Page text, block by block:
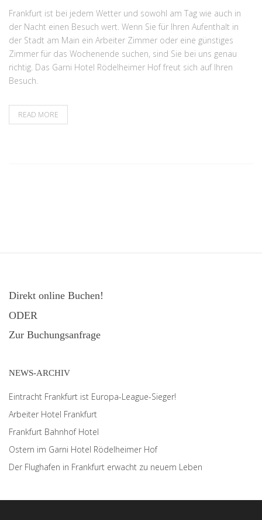
Frankfurt ist bei jedem Wetter und sowohl am Tag wie auch in
der Nacht einen Besuch wert. Wenn Sie für Ihren Aufenthalt in
der Stadt am Main ein Arbeiter Zimmer oder eine günstiges
Zimmer für das Wochenende suchen, sind Sie bei uns genau
richtig. Das Garni Hotel Rödelheimer Hof freut sich auf Ihren
Besuch.
READ MORE
Direkt online Buchen!
ODER
Zur Buchungsanfrage
NEWS-ARCHIV
Eintracht Frankfurt ist Europa-League-Sieger!
Arbeiter Hotel Frankfurt
Frankfurt Bahnhof Hotel
Ostern im Garni Hotel Rödelheimer Hof
Der Flughafen in Frankfurt erwacht zu neuem Leben